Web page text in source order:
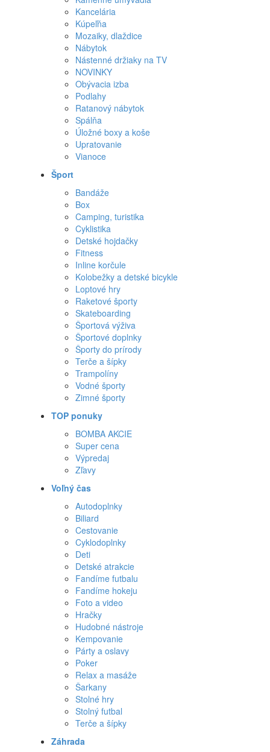
Kancelária
Kúpeľňa
Mozaiky, dlaždice
Nábytok
Nástenné držiaky na TV
NOVINKY
Obývacia izba
Podlahy
Ratanový nábytok
Spálňa
Úložné boxy a koše
Upratovanie
Vianoce
Šport
Bandáže
Box
Camping, turistika
Cyklistika
Detské hojdačky
Fitness
Inline korčule
Kolobežky a detské bicykle
Loptové hry
Raketové športy
Skateboarding
Športová výživa
Športové doplnky
Športy do prírody
Terče a šípky
Trampolíny
Vodné športy
Zimné športy
TOP ponuky
BOMBA AKCIE
Super cena
Výpredaj
Zľavy
Voľný čas
Autodoplnky
Biliard
Cestovanie
Cyklodoplnky
Deti
Detské atrakcie
Fandíme futbalu
Fandíme hokeju
Foto a video
Hračky
Hudobné nástroje
Kempovanie
Párty a oslavy
Poker
Relax a masáže
Šarkany
Stolné hry
Stolný futbal
Terče a šípky
Záhrada